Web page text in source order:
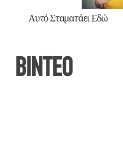
Αυτό Σταματάει Εδώ
ΒΙΝΤΕΟ